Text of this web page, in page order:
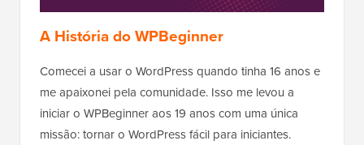
A História do WPBeginner
Comecei a usar o WordPress quando tinha 16 anos e
me apaixonei pela comunidade. Isso me levou a
iniciar o WPBeginner aos 19 anos com uma única
missão: tornar o WordPress fácil para iniciantes.